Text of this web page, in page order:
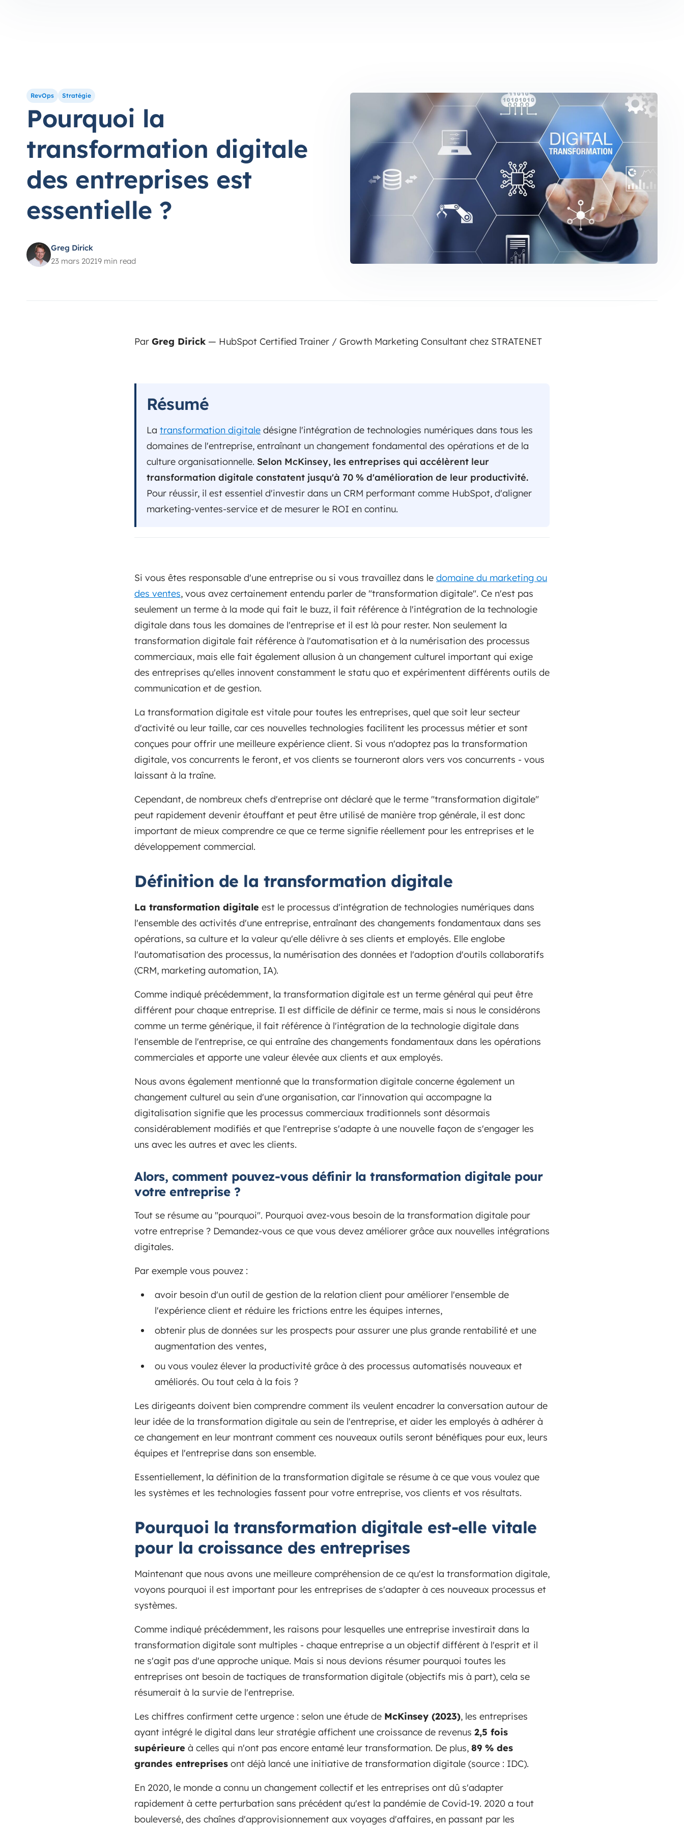
RevOps Stratégie
Pourquoi la
transformation digitale
des entreprises est
essentielle ?
Greg Dirick
23 mars 20219 min read
Par Greg Dirick — HubSpot Certified Trainer / Growth Marketing Consultant chez STRATENET
Résumé
La transformation digitale désigne l'intégration de technologies numériques dans tous les
domaines de l'entreprise, entraînant un changement fondamental des opérations et de la
culture organisationnelle. Selon McKinsey, les entreprises qui accélèrent leur
transformation digitale constatent jusqu'à 70 % d'amélioration de leur productivité.
Pour réussir, il est essentiel d'investir dans un CRM performant comme HubSpot, d'aligner
marketing-ventes-service et de mesurer le ROI en continu.
Si vous êtes responsable d'une entreprise ou si vous travaillez dans le domaine du marketing ou
des ventes, vous avez certainement entendu parler de "transformation digitale". Ce n'est pas
seulement un terme à la mode qui fait le buzz, il fait référence à l'intégration de la technologie
digitale dans tous les domaines de l'entreprise et il est là pour rester. Non seulement la
transformation digitale fait référence à l'automatisation et à la numérisation des processus
commerciaux, mais elle fait également allusion à un changement culturel important qui exige
des entreprises qu'elles innovent constamment le statu quo et expérimentent différents outils de
communication et de gestion.
La transformation digitale est vitale pour toutes les entreprises, quel que soit leur secteur
d'activité ou leur taille, car ces nouvelles technologies facilitent les processus métier et sont
conçues pour offrir une meilleure expérience client. Si vous n'adoptez pas la transformation
digitale, vos concurrents le feront, et vos clients se tourneront alors vers vos concurrents - vous
laissant à la traîne.
Cependant, de nombreux chefs d'entreprise ont déclaré que le terme "transformation digitale"
peut rapidement devenir étouffant et peut être utilisé de manière trop générale, il est donc
important de mieux comprendre ce que ce terme signifie réellement pour les entreprises et le
développement commercial.
Définition de la transformation digitale
La transformation digitale est le processus d'intégration de technologies numériques dans
l'ensemble des activités d'une entreprise, entraînant des changements fondamentaux dans ses
opérations, sa culture et la valeur qu'elle délivre à ses clients et employés. Elle englobe
l'automatisation des processus, la numérisation des données et l'adoption d'outils collaboratifs
(CRM, marketing automation, IA).
Comme indiqué précédemment, la transformation digitale est un terme général qui peut être
différent pour chaque entreprise. Il est difficile de définir ce terme, mais si nous le considérons
comme un terme générique, il fait référence à l'intégration de la technologie digitale dans
l'ensemble de l'entreprise, ce qui entraîne des changements fondamentaux dans les opérations
commerciales et apporte une valeur élevée aux clients et aux employés.
Nous avons également mentionné que la transformation digitale concerne également un
changement culturel au sein d'une organisation, car l'innovation qui accompagne la
digitalisation signifie que les processus commerciaux traditionnels sont désormais
considérablement modifiés et que l'entreprise s'adapte à une nouvelle façon de s'engager les
uns avec les autres et avec les clients.
Alors, comment pouvez-vous définir la transformation digitale pour
votre entreprise ?
Tout se résume au "pourquoi". Pourquoi avez-vous besoin de la transformation digitale pour
votre entreprise ? Demandez-vous ce que vous devez améliorer grâce aux nouvelles intégrations
digitales.
Par exemple vous pouvez :
avoir besoin d'un outil de gestion de la relation client pour améliorer l'ensemble de
l'expérience client et réduire les frictions entre les équipes internes,
obtenir plus de données sur les prospects pour assurer une plus grande rentabilité et une
augmentation des ventes,
ou vous voulez élever la productivité grâce à des processus automatisés nouveaux et
améliorés. Ou tout cela à la fois ?
Les dirigeants doivent bien comprendre comment ils veulent encadrer la conversation autour de
leur idée de la transformation digitale au sein de l'entreprise, et aider les employés à adhérer à
ce changement en leur montrant comment ces nouveaux outils seront bénéfiques pour eux, leurs
équipes et l'entreprise dans son ensemble.
Essentiellement, la définition de la transformation digitale se résume à ce que vous voulez que
les systèmes et les technologies fassent pour votre entreprise, vos clients et vos résultats.
Pourquoi la transformation digitale est-elle vitale
pour la croissance des entreprises
Maintenant que nous avons une meilleure compréhension de ce qu'est la transformation digitale,
voyons pourquoi il est important pour les entreprises de s'adapter à ces nouveaux processus et
systèmes.
Comme indiqué précédemment, les raisons pour lesquelles une entreprise investirait dans la
transformation digitale sont multiples - chaque entreprise a un objectif différent à l'esprit et il
ne s'agit pas d'une approche unique. Mais si nous devions résumer pourquoi toutes les
entreprises ont besoin de tactiques de transformation digitale (objectifs mis à part), cela se
résumerait à la survie de l'entreprise.
Les chiffres confirment cette urgence : selon une étude de McKinsey (2023), les entreprises
ayant intégré le digital dans leur stratégie affichent une croissance de revenus 2,5 fois
supérieure à celles qui n'ont pas encore entamé leur transformation. De plus, 89 % des
grandes entreprises ont déjà lancé une initiative de transformation digitale (source : IDC).
En 2020, le monde a connu un changement collectif et les entreprises ont dû s'adapter
rapidement à cette perturbation sans précédent qu'est la pandémie de Covid-19. 2020 a tout
bouleversé, des chaînes d'approvisionnement aux voyages d'affaires, en passant par les